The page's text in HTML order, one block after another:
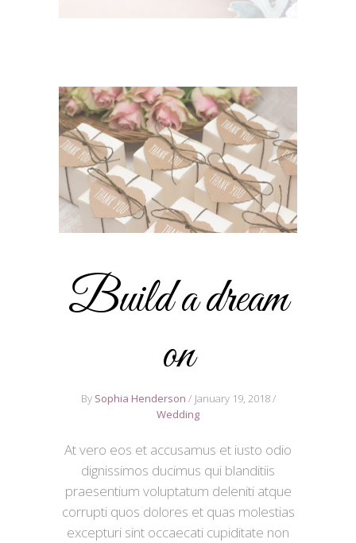
Build a dream
on
By Sophia Henderson
January 19, 2018
Wedding
At vero eos et accusamus et iusto odio
dignissimos ducimus qui blanditiis
praesentium voluptatum deleniti atque
corrupti quos dolores et quas molestias
excepturi sint occaecati cupiditate non